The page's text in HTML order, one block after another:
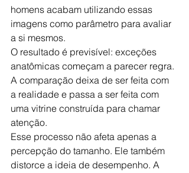
homens acabam utilizando essas
imagens como parâmetro para avaliar
a si mesmos.
O resultado é previsível: exceções
anatômicas começam a parecer regra.
A comparação deixa de ser feita com
a realidade e passa a ser feita com
uma vitrine construída para chamar
atenção.
Esse processo não afeta apenas a
percepção do tamanho. Ele também
distorce a ideia de desempenho. A